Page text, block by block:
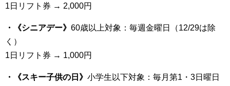
1日リフト券 → 2,000円
・《シニアデー》 60歳以上対象：毎週金曜日（12/29は除
く）
1日リフト券 → 1,000円
・《スキー子供の日》 小学生以下対象：毎月第1・3日曜日